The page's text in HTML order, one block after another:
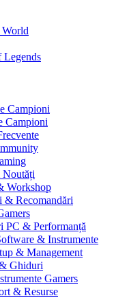
Campioni
Campioni
Recomandări
& Performanță
& Instrumente
& Management
Ghiduri
Gamers
& Resurse